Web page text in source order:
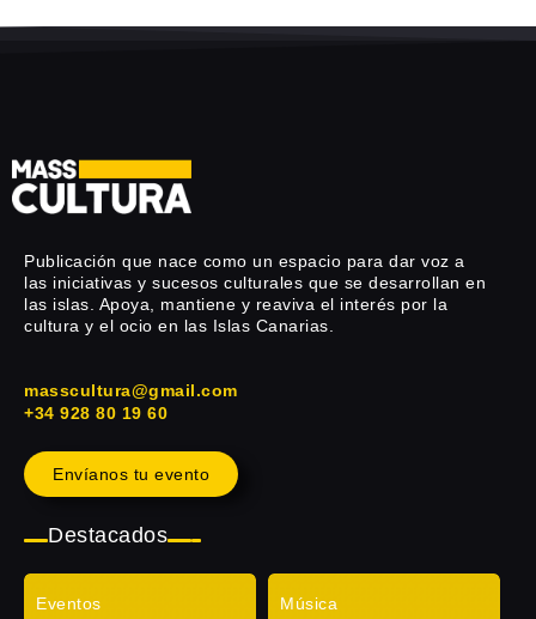
Publicación que nace como un espacio para dar voz a
las iniciativas y sucesos culturales que se desarrollan en
las islas. Apoya, mantiene y reaviva el interés por la
cultura y el ocio en las Islas Canarias.
masscultura@gmail.com
+34 928 80 19 60
Envíanos tu evento
Destacados
Eventos Música